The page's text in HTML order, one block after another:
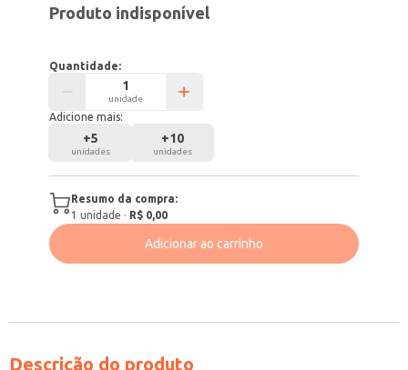
Produto indisponível
Quantidade:
unidade
Adicione mais:
+5
unidades
+10
unidades
Resumo da compra:
1 unidade · R$ 0,00
Adicionar ao carrinho
Descrição do produto